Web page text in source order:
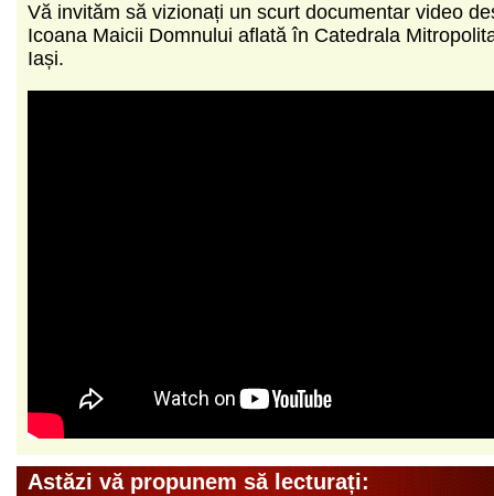
Vă invităm să vizionați un scurt documentar video
Icoana Maicii Domnului aflată în Catedrala
Iași.
Astăzi vă propunem să lecturați: